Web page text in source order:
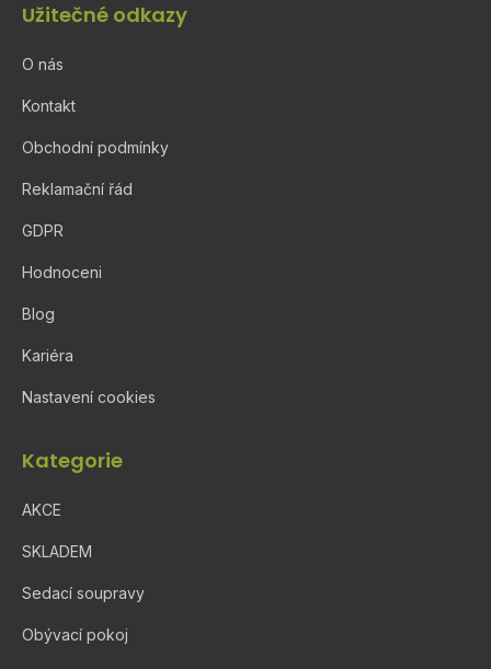
Užitečné odkazy
O nás
Kontakt
Obchodní podmínky
Reklamační řád
GDPR
Hodnoceni
Blog
Kariéra
Nastavení cookies
Kategorie
AKCE
SKLADEM
Sedací soupravy
Obývací pokoj